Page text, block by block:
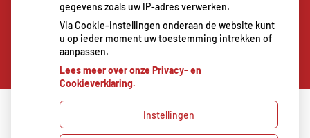
Erasmus MC patiënten het park in stuurt
Uw Zorg Online|Beheer
gegevens zoals uw IP-adres verwerken.
Via Cookie-instellingen onderaan de website kunt
u op ieder moment uw toestemming intrekken of
aanpassen.
Lees meer over onze Privacy- en
Cookieverklaring.
Instellingen